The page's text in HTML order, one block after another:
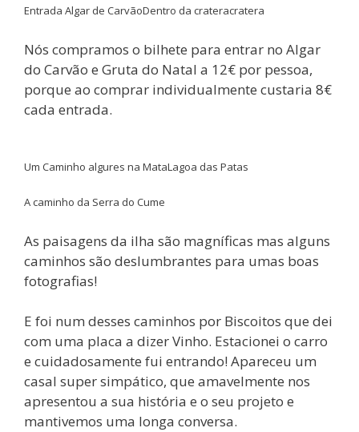
Entrada Algar de CarvãoDentro da crateracratera
Nós compramos o bilhete para entrar no Algar
do Carvão e Gruta do Natal a 12€ por pessoa,
porque ao comprar individualmente custaria 8€
cada entrada.
Um Caminho algures na MataLagoa das Patas
A caminho da Serra do Cume
As paisagens da ilha são magníficas mas alguns
caminhos são deslumbrantes para umas boas
fotografias!
E foi num desses caminhos por Biscoitos que dei
com uma placa a dizer Vinho. Estacionei o carro
e cuidadosamente fui entrando! Apareceu um
casal super simpático, que amavelmente nos
apresentou a sua história e o seu projeto e
mantivemos uma longa conversa.